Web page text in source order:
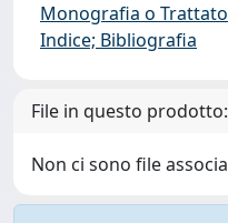
Monografia o
Indice; Bibliografia
File in questo prodotto:
Non ci sono file